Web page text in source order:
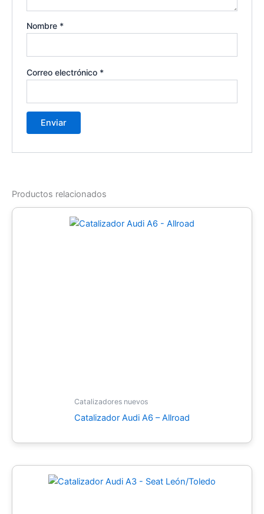
Nombre *
Correo electrónico *
Productos relacionados
Catalizadores nuevos
Catalizador Audi A6 – Allroad